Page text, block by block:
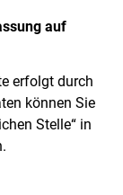
auf
erfolgt durch
können Sie
Stelle“ in